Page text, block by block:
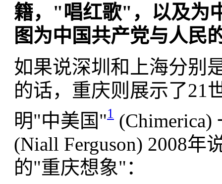
籍，"唱红歌"，以及为
图为中国共产党与人民
如果说深圳和上海分别
的话，重庆则展示了21
明"中美国"1
(Niall Ferguson) 2008
的"重庆想象"：